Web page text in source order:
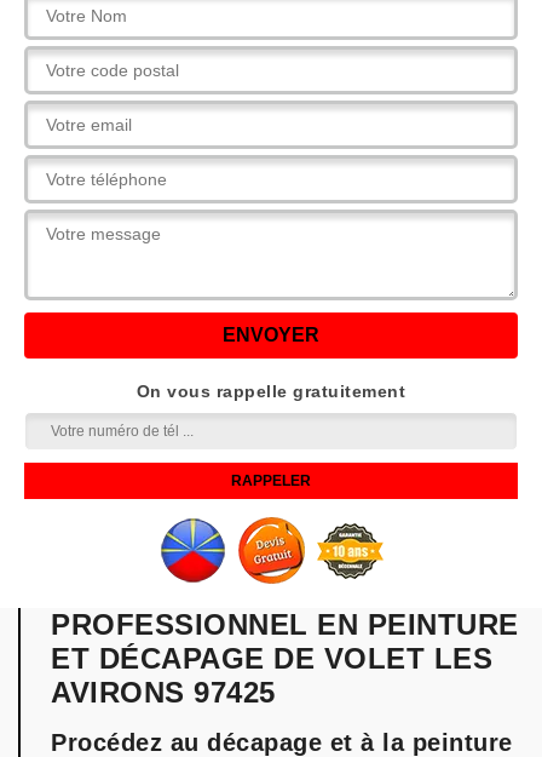
On vous rappelle gratuitement
PROFESSIONNEL EN PEINTURE
ET DÉCAPAGE DE VOLET LES
AVIRONS 97425
Procédez au décapage et à la peinture